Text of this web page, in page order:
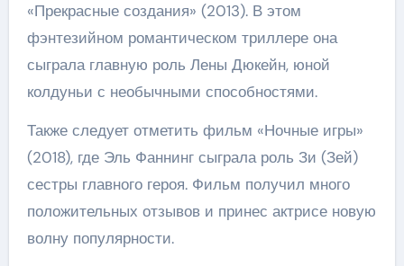
«Прекрасные создания» (2013). В этом
фэнтезийном романтическом триллере она
сыграла главную роль Лены Дюкейн, юной
колдуньи с необычными способностями.
Также следует отметить фильм «Ночные игры»
(2018), где Эль Фаннинг сыграла роль Зи (Зей)
сестры главного героя. Фильм получил много
положительных отзывов и принес актрисе новую
волну популярности.